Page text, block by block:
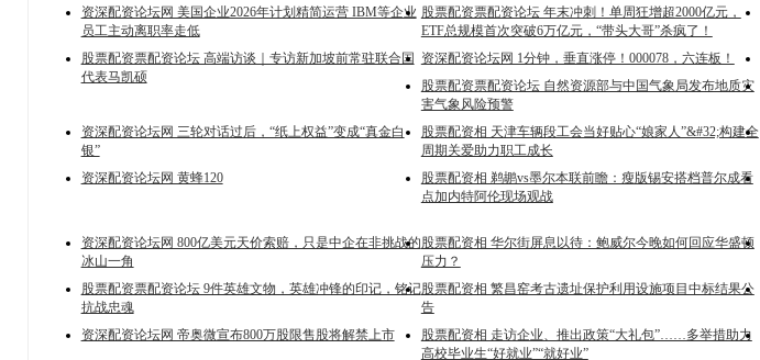
资深配资论坛网 美国企业2026年计划精简运营 IBM等企业
员工主动离职率走低
股票配资票配资论坛 年末冲刺！单周狂增超2000亿元，
ETF总规模首次突破6万亿元，“带头大哥”杀疯了！
股票配资票配资论坛 高端访谈｜专访新加坡前常驻联合国
代表马凯硕
资深配资论坛网 1分钟，垂直涨停！000078，六连板！
股票配资票配资论坛 自然资源部与中国气象局发布地质灾
害气象风险预警
资深配资论坛网 三轮对话过后，“纸上权益”变成“真金白
银”
股票配资相 天津车辆段工会当好贴心“娘家人”&#32;构建全
周期关爱助力职工成长
资深配资论坛网 黄蜂120
股票配资相 鹈鹕vs墨尔本联前瞻：瘦版锡安搭档普尔成看
点加内特阿伦现场观战
资深配资论坛网 800亿美元天价索赔，只是中企在非挑战的
冰山一角
股票配资相 华尔街屏息以待：鲍威尔今晚如何回应华盛顿
压力？
股票配资票配资论坛 9件英雄文物，英雄冲锋的印记，铭记
抗战忠魂
股票配资相 繁昌窑考古遗址保护利用设施项目中标结果公
告
资深配资论坛网 帝奥微宣布800万股限售股将解禁上市
股票配资相 走访企业、推出政策“大礼包”……多举措助力
高校毕业生“好就业”“就好业”